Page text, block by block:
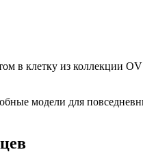
в клетку из коллекции
модели для